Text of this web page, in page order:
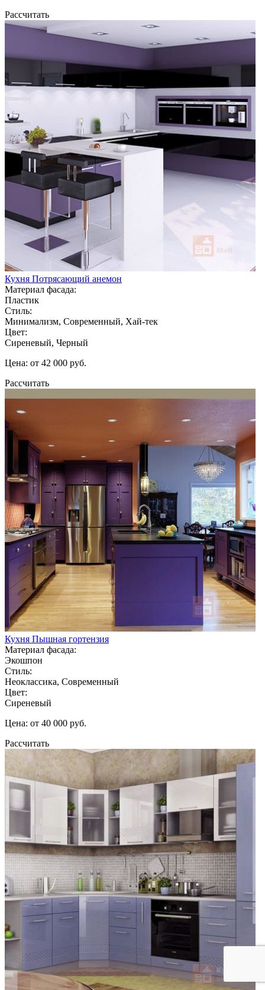
Рассчитать
Кухня Потрясающий анемон
Материал фасада:
Пластик
Стиль:
Минимализм, Современный, Хай-тек
Цвет:
Сиреневый, Черный
Цена: от 42 000 руб.
Рассчитать
Кухня Пышная гортензия
Материал фасада:
Экошпон
Стиль:
Неоклассика, Современный
Цвет:
Сиреневый
Цена: от 40 000 руб.
Рассчитать